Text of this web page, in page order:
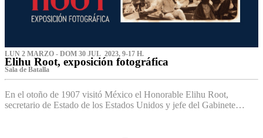
LUN 2 MARZO - DOM 30 JUL 2023, 9-17 H.
Elihu Root, exposición fotográfica
Sala de Batalla
En el otoño de 1907 visitó México el Honorable Elihu Root,
secretario de Estado de los Estados Unidos y jefe del Gabinete…